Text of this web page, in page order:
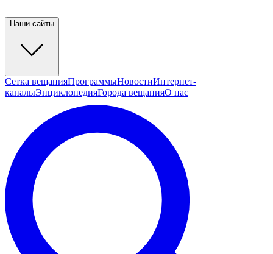
Наши сайты
Сетка вещанияПрограммыНовостиИнтернет-
каналыЭнциклопедияГорода вещанияО нас